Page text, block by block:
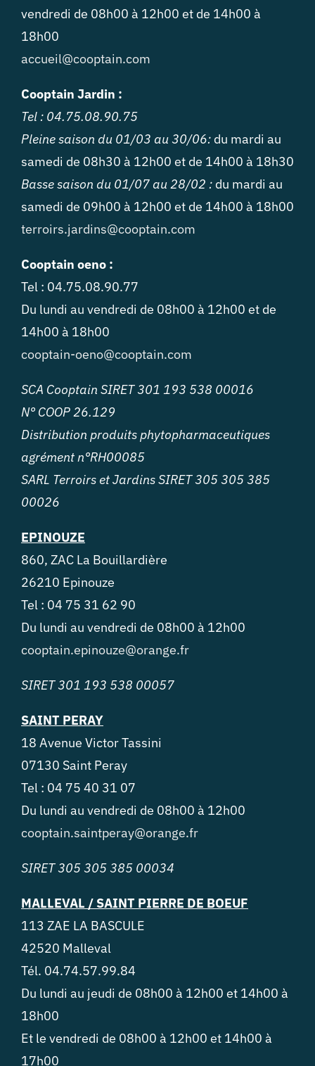
vendredi de 08h00 à 12h00 et de 14h00 à
18h00
accueil@cooptain.com
Cooptain Jardin :
Tel : 04.75.08.90.75
Pleine saison du 01/03 au 30/06: du mardi au
samedi de 08h30 à 12h00 et de 14h00 à 18h30
Basse saison du 01/07 au 28/02 : du mardi au
samedi de 09h00 à 12h00 et de 14h00 à 18h00
terroirs.jardins@cooptain.com
Cooptain oeno :
Tel : 04.75.08.90.77
Du lundi au vendredi de 08h00 à 12h00 et de
14h00 à 18h00
cooptain-oeno@cooptain.com
SCA Cooptain SIRET 301 193 538 00016
N° COOP 26.129
Distribution produits phytopharmaceutiques
agrément n°RH00085
SARL Terroirs et Jardins SIRET 305 305 385
00026
EPINOUZE
860, ZAC La Bouillardière
26210 Epinouze
Tel : 04 75 31 62 90
Du lundi au vendredi de 08h00 à 12h00
cooptain.epinouze@orange.fr
SIRET 301 193 538 00057
SAINT PERAY
18 Avenue Victor Tassini
07130 Saint Peray
Tel : 04 75 40 31 07
Du lundi au vendredi de 08h00 à 12h00
cooptain.saintperay@orange.fr
SIRET 305 305 385 00034
MALLEVAL / SAINT PIERRE DE BOEUF
113 ZAE LA BASCULE
42520 Malleval
Tél. 04.74.57.99.84
Du lundi au jeudi de 08h00 à 12h00 et 14h00 à
18h00
Et le vendredi de 08h00 à 12h00 et 14h00 à
17h00